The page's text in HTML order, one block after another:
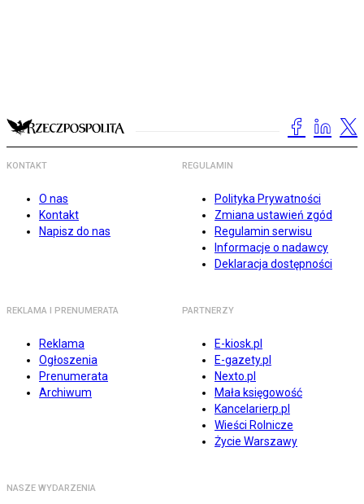
KONTAKT
O nas
Kontakt
Napisz do nas
REGULAMIN
Polityka Prywatności
Zmiana ustawień zgód
Regulamin serwisu
Informacje o nadawcy
Deklaracja dostępności
REKLAMA I PRENUMERATA
Reklama
Ogłoszenia
Prenumerata
Archiwum
PARTNERZY
E-kiosk.pl
E-gazety.pl
Nexto.pl
Mała księgowość
Kancelarierp.pl
Wieści Rolnicze
Życie Warszawy
NASZE WYDARZENIA